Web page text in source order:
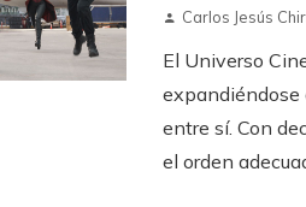
Carlos Jesús
El Universo
expandiéndose
entre sí. Con
el orden